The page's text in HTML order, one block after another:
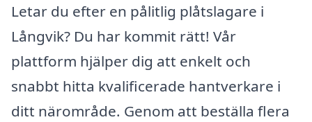
Letar du efter en pålitlig plåtslagare i
Långvik? Du har kommit rätt! Vår
plattform hjälper dig att enkelt och
snabbt hitta kvalificerade hantverkare i
ditt närområde. Genom att beställa flera